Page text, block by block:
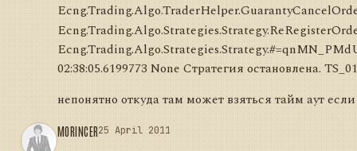
02:38:05.6199773 None Стратегия остановлена.
непонятно откуда там может взяться тайм аут
MORINCER25 April 2011